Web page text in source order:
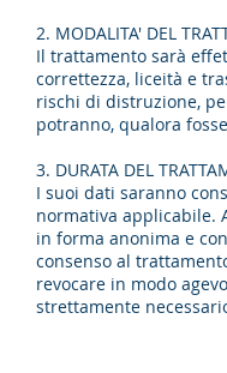
2. MODALITA' DEL
Il trattamento sarà
correttezza, liceità e
rischi di distruzione,
potranno, qualora
3. DURATA DEL
I suoi dati saranno
normativa applicabile.
in forma anonima e
consenso al
revocare in modo
strettamente